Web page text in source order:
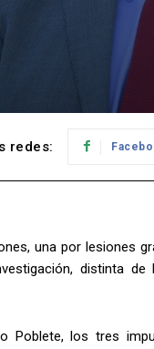
redes:
una por lesiones
distinta
Poblete, los tres